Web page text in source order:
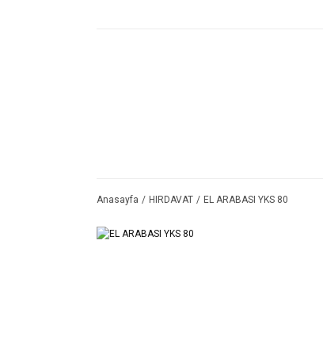
Anasayfa HIRDAVAT EL ARABASI YKS 80